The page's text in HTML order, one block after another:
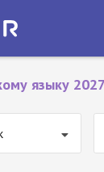
языку 2027